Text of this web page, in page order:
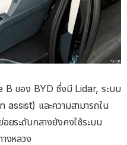
B ของ BYD ซึ่งมี Lidar, ระบบ
assist) และความสามารถใน
ยระดับกลางยังคงใช้ระบบ
งหลวง